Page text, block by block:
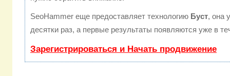
SeoHammer еще предоставляет технологию Буст, она
десятки раз, а первые результаты появляются уже в
Зарегистрироваться и Начать продвижение